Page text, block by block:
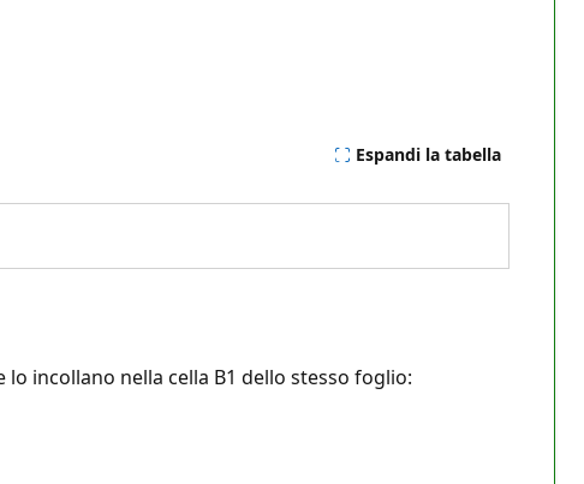
Espandi la tabella
incollano nella cella B1 dello stesso foglio: